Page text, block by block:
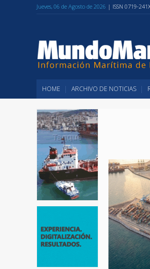
Jueves, 06 de Agosto de 2026 | ISSN 0719-
HOME ARCHIVO DE NOTICIAS